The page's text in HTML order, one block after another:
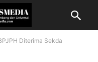
Diterima Sekda